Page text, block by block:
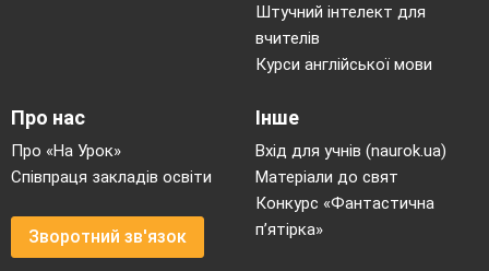
Штучний інтелект для
вчителів
Курси англійської мови
Про нас
Про «На Урок»
Співпраця закладів освіти
Зворотний зв'язок
Інше
Вхід для учнів (naurok.ua)
Матеріали до свят
Конкурс «Фантастична
п’ятірка»